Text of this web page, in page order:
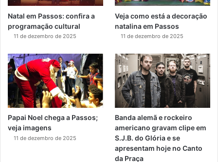
Natal em Passos: confira a
programação cultural
11 de dezembro de 2025
Veja como está a decoração
natalina em Passos
11 de dezembro de 2025
Papai Noel chega a Passos;
veja imagens
11 de dezembro de 2025
Banda alemã e rockeiro
americano gravam clipe em
S.J.B. do Glória e se
apresentam hoje no Canto
da Praça